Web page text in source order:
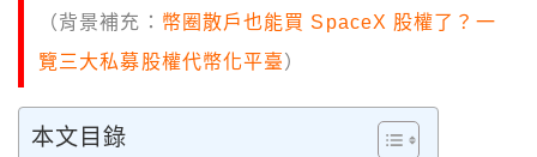
（背景補充： 幣圈散戶也能買 SpaceX 股權了？一
覽三大私募股權代幣化平臺）
本文目錄